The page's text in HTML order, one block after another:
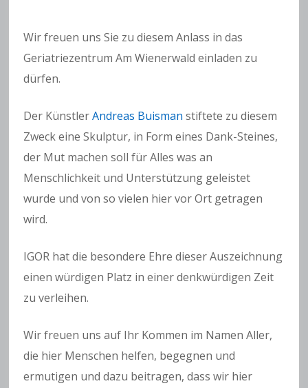
Wir freuen uns Sie zu diesem Anlass in das
Geriatriezentrum Am Wienerwald einladen zu
dürfen.
Der KünstlerAndreas Buisman stiftete zu diesem
Zweck eine Skulptur, in Form eines Dank-Steines,
der Mut machen soll für Alles was an
Menschlichkeit und Unterstützung geleistet
wurde und von so vielen hier vor Ort getragen
wird.
IGOR hat die besondere Ehre dieser Auszeichnung
einen würdigen Platz in einer denkwürdigen Zeit
zu verleihen.
Wir freuen uns auf Ihr Kommen im Namen Aller,
die hier Menschen helfen, begegnen und
ermutigen und dazu beitragen, dass wir hier